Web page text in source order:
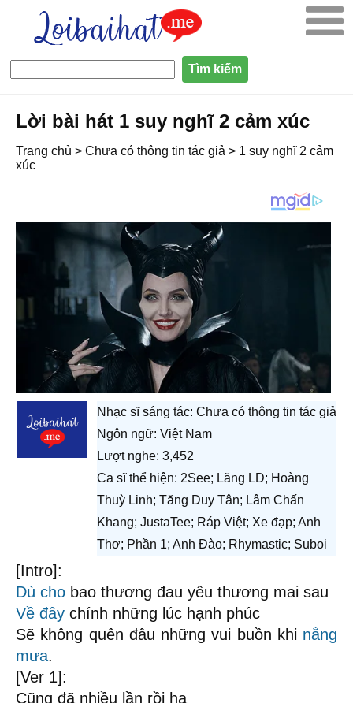
Lời bài hát 1 suy nghĩ 2 cảm xúc
Trang chủ > Chưa có thông tin tác giả > 1 suy nghĩ 2 cảm
xúc
Nhạc sĩ sáng tác: Chưa có thông tin tác giả
Ngôn ngữ: Việt Nam
Lượt nghe: 3,452
Ca sĩ thể hiện: 2See; Lăng LD; Hoàng
Thuỳ Linh; Tăng Duy Tân; Lâm Chấn
Khang; JustaTee; Ráp Việt; Xe đạp; Anh
Thơ; Phần 1; Anh Đào; Rhymastic; Suboi
[Intro]:
Dù cho bao thương đau yêu thương mai sau
Về đây chính những lúc hạnh phúc
Sẽ không quên đâu những vui buồn khi nắng
mưa.
[Ver 1]:
Cũng đã nhiều lần rồi ha